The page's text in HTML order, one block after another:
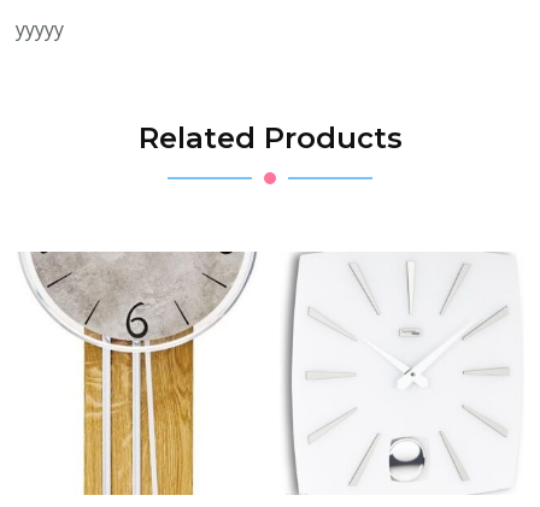
yyyyy
Related Products